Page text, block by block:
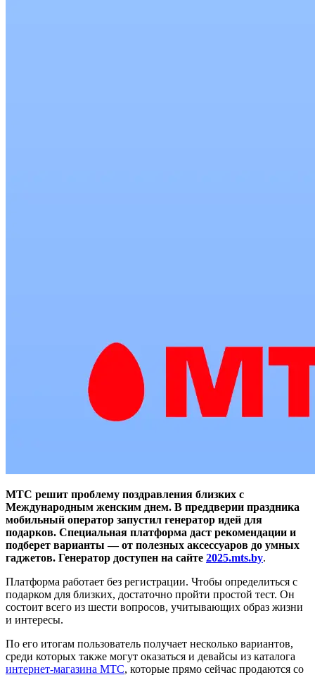
МТС решит проблему поздравления близких с
Международным женским днем. В преддверии праздника
мобильный оператор запустил генератор идей для
подарков. Специальная платформа даст рекомендации и
подберет варианты — от полезных аксессуаров до умных
гаджетов. Генератор доступен на сайте 2025.mts.by.
Платформа работает без регистрации. Чтобы определиться с
подарком для близких, достаточно пройти простой тест. Он
состоит всего из шести вопросов, учитывающих образ жизни
и интересы.
По его итогам пользователь получает несколько вариантов,
среди которых также могут оказаться и девайсы из каталога
интернет-магазина МТС, которые прямо сейчас продаются со